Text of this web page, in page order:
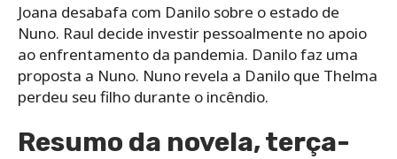
Joana desabafa com Danilo sobre o estado de
Nuno. Raul decide investir pessoalmente no apoio
ao enfrentamento da pandemia. Danilo faz uma
proposta a Nuno. Nuno revela a Danilo que Thelma
perdeu seu filho durante o incêndio.
Resumo da novela, terça-